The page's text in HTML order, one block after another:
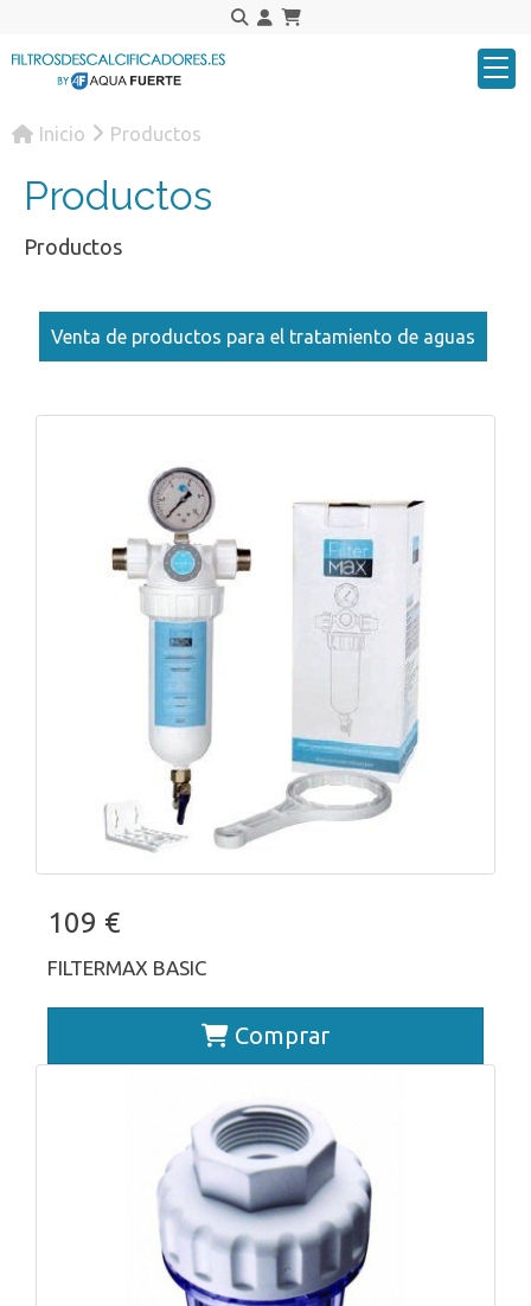
Inicio Productos
Productos
Productos
Venta de productos para el tratamiento de aguas
109 €
FILTERMAX BASIC
Comprar